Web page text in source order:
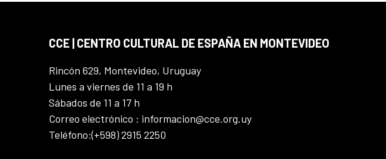
CCE | CENTRO CULTURAL DE ESPAÑA EN MONTEVIDEO
Rincón 629, Montevideo, Uruguay
Lunes a viernes de 11 a 19 h
Sábados de 11 a 17 h
Correo electrónico : informacion@cce.org.uy
Teléfono:(+598) 2915 2250